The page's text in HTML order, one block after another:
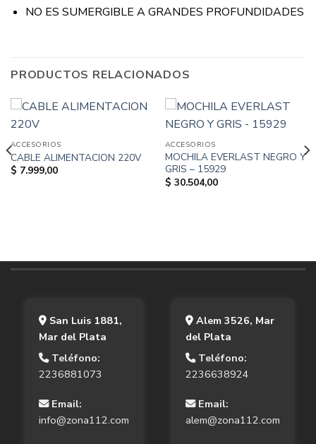
NO ES SUMERGIBLE A GRANDES PROFUNDIDADES
PRODUCTOS RELACIONADOS
ACCESORIOS
CABLE ALIMENTACION 220V
$ 7.999,00
ACCESORIOS
MOCHILA EVERLAST NEGRO Y
GRIS – 15929
$ 30.504,00
San Luis 1881,
Mar del Plata
Teléfono:
2236881073
Email:
info@zona112.com
Alem 3526, Mar
del Plata
Teléfono:
2236638924
Email:
alem@zona112.com